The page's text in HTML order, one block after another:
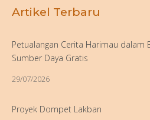
Artikel Terbaru
Petualangan Cerita Harimau dalam
Sumber Daya Gratis
29/07/2026
Proyek Dompet Lakban